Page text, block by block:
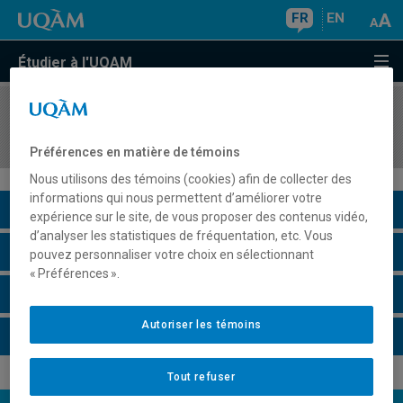
FR EN
Étudier à l'UQAM
COURS//
Description du cours
Horaire - Été 2026
Préférences en matière de témoins
Nous utilisons des témoins (cookies) afin de collecter des
informations qui nous permettent d’améliorer votre
expérience sur le site, de vous proposer des contenus vidéo,
d’analyser les statistiques de fréquentation, etc. Vous
pouvez personnaliser votre choix en sélectionnant
« Préférences ».
Tout refuser
Autoriser les témoins